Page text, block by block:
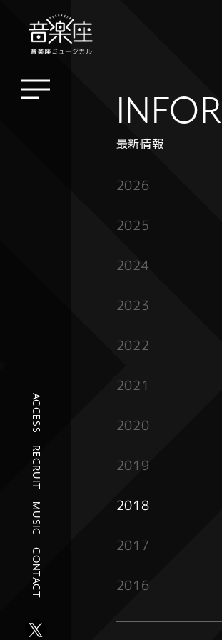
ACCESS
RECRUIT
MUSIC
CONTACT
最新情報
2026
2025
2024
2023
2022
2021
2020
2019
2018
2017
2016